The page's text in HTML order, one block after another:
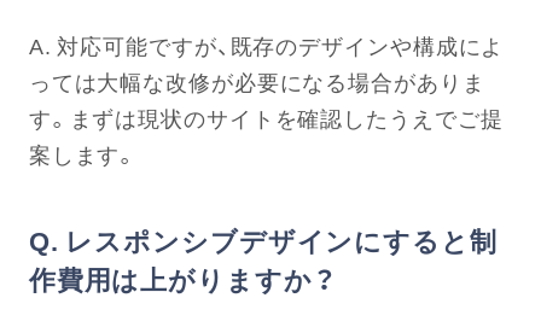
A. 対応可能ですが、既存のデザインや構成によ
っては大幅な改修が必要になる場合がありま
す。まずは現状のサイトを確認したうえでご提
案します。
Q. レスポンシブデザインにすると制
作費用は上がりますか？